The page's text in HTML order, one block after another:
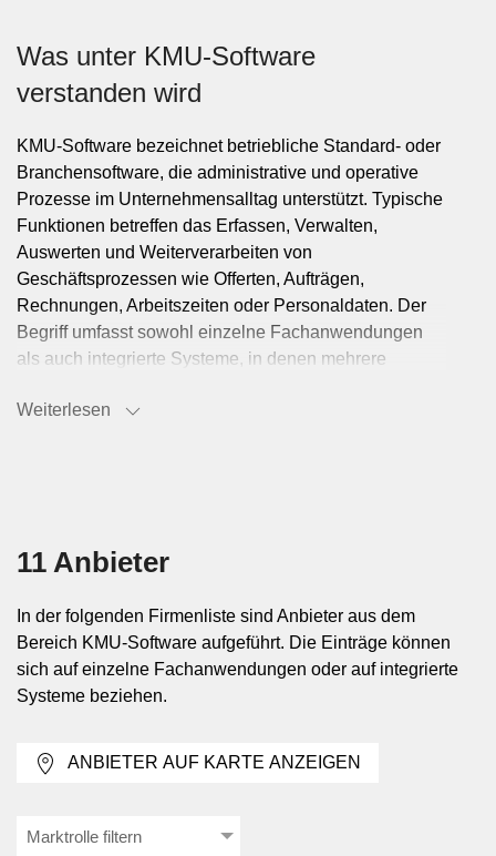
Was unter KMU-Software
verstanden wird
KMU-Software bezeichnet betriebliche Standard- oder
Branchensoftware, die administrative und operative
Prozesse im Unternehmensalltag unterstützt. Typische
Funktionen betreffen das Erfassen, Verwalten,
Auswerten und Weiterverarbeiten von
Geschäftsprozessen wie Offerten, Aufträgen,
Rechnungen, Arbeitszeiten oder Personaldaten. Der
Begriff umfasst sowohl einzelne Fachanwendungen
als auch integrierte Systeme, in denen mehrere
Eingesetzt wird KMU-Software überall dort, wo
wiederkehrende Abläufe strukturiert und
nachvollziehbar bearbeitet werden müssen. Dazu
zählen unter anderem Auftragsverwaltung,
Kundenverwaltung, Buchhaltung, Lohnbuchhaltung,
Lagerverwaltung, Zeiterfassung, Personalplanung,
Raumverwaltung und Dokumentenmanagement. Je
hinzu, etwa an Auswertungen, Freigaben,
Weiterlesen
11 Anbieter
In der folgenden Firmenliste sind Anbieter aus dem
Bereich KMU-Software aufgeführt. Die Einträge können
sich auf einzelne Fachanwendungen oder auf integrierte
Systeme beziehen.
ANBIETER AUF KARTE ANZEIGEN
Marktrolle filtern